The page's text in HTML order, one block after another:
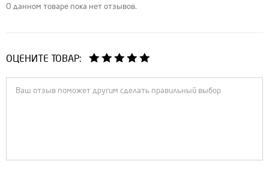
О данном товаре пока нет отзывов.
ОЦЕНИТЕ ТОВАР: